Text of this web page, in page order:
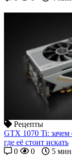
Рецепты
GTX 1070 Ti: зачем
где её стоит искать
0
0 5